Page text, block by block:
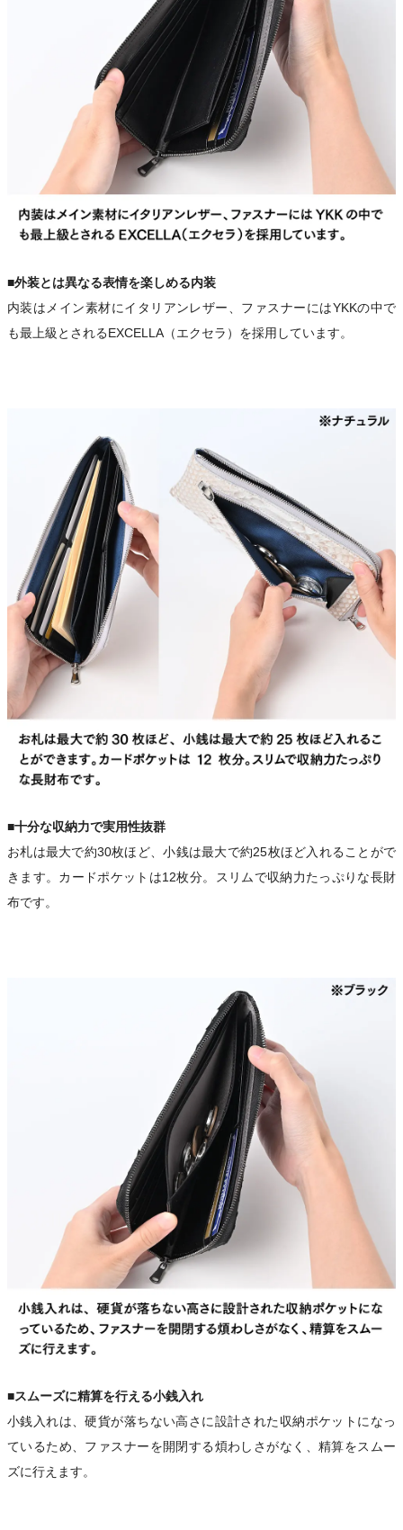
■外装とは異なる表情を楽しめる内装
内装はメイン素材にイタリアンレザー、ファスナーにはYKKの中で
も最上級とされるEXCELLA（エクセラ）を採用しています。
■十分な収納力で実用性抜群
お札は最大で約30枚ほど、小銭は最大で約25枚ほど入れることがで
きます。カードポケットは12枚分。スリムで収納力たっぷりな長財
布です。
■スムーズに精算を行える小銭入れ
小銭入れは、硬貨が落ちない高さに設計された収納ポケットになっ
ているため、ファスナーを開閉する煩わしさがなく、精算をスムー
ズに行えます。